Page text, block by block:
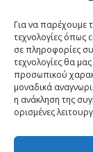
Για να παρέχουμε
τεχνολογίες όπως
σε πληροφορίες
τεχνολογίες θα
προσωπικού
μοναδικά
η ανάκληση της
ορισμένες
Τρόποι Αγοράς
Όροι και
Δήλωση